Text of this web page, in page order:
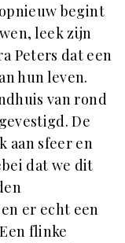
begint
leek zijn
Peters dat een
hun leven.
van rond
De
aan sfeer en
dat we dit
er echt een
flinke